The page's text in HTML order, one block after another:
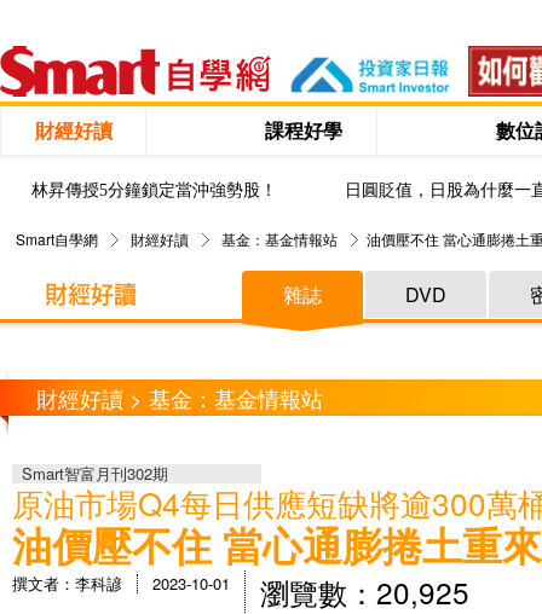
財經好讀 課程好學 數位
林昇傳授5分鐘鎖定當沖強勢股！ 日圓貶值，日股為什麼一
Smart自學網 財經好讀 基金：基金情報站 油價壓不住 當心通膨捲土
雜誌 DVD
財經好讀 > 基金：基金情報站
Smart智富月刊302期
原油市場Q4每日供應短缺將逾300萬
油價壓不住 當心通膨捲土重來
撰文者：李科諺 2023-10-01 瀏覽數：20,925